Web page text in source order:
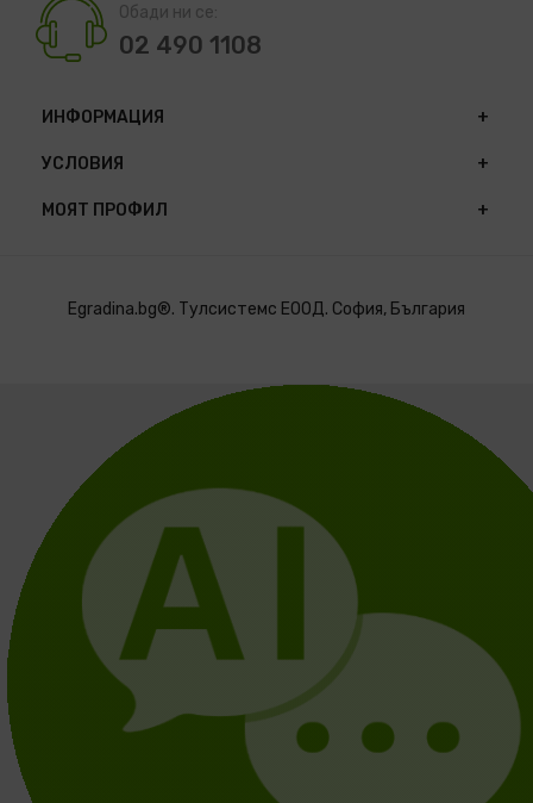
Обади ни се:
02 490 1108
ИНФОРМАЦИЯ
УСЛОВИЯ
МОЯТ ПРОФИЛ
Egradina.bg®. Тулсистемс ЕООД. София, България